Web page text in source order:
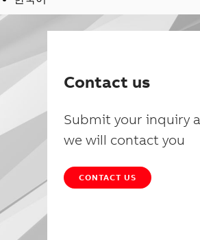
Contact us
Submit your inquiry
we will contact you
CONTACT US